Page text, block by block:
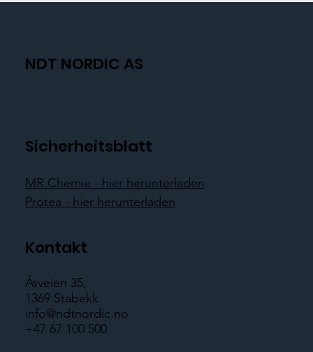
NDT NORDIC AS
Sicherheitsblatt
MR Chemie - hier herunterladen
Protea - hier herunterladen
Kontakt
Åsveien 35,
1369 Stabekk
info@ndtnordic.no
+47 67 100 500